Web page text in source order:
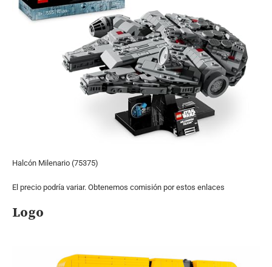
Halcón Milenario (75375)
El precio podría variar. Obtenemos comisión por estos enlaces
Logo